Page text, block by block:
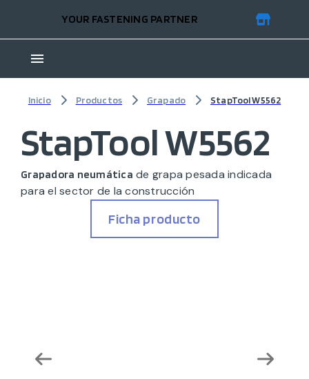
YOUR FASTENING PARTNER
Inicio Productos Grapado StapTool W5562
StapTool W5562
Grapadora neumática de grapa pesada indicada
para el sector de la construcción
Ficha producto